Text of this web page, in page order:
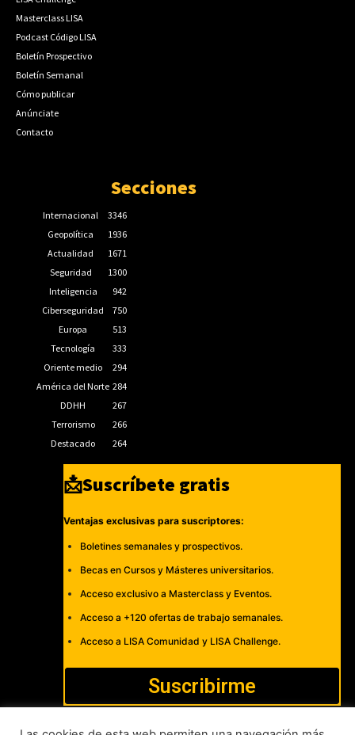
Masterclass LISA
Podcast Código LISA
Boletín Prospectivo
Boletín Semanal
Cómo publicar
Anúnciate
Contacto
Secciones
Internacional
3346
Geopolítica
1936
Actualidad
1671
Seguridad
1300
Inteligencia
942
Ciberseguridad
750
Europa
513
Tecnología
333
Oriente medio
294
América del Norte 284
DDHH
267
Terrorismo
266
Destacado
264
📩Suscríbete gratis
Ventajas exclusivas para suscriptores:
Boletines semanales y prospectivos.
Becas en Cursos y Másteres universitarios.
Acceso exclusivo a Masterclass y Eventos.
Acceso a +120 ofertas de trabajo semanales.
Acceso a LISA Comunidad y LISA Challenge.
Suscribirme